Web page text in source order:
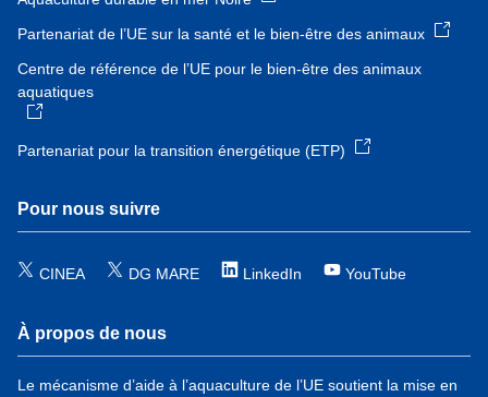
Partenariat de l’UE sur la santé et le bien-être des animaux
Centre de référence de l’UE pour le bien-être des animaux
aquatiques
Partenariat pour la transition énergétique (ETP)
Pour nous suivre
CINEA DG MARE LinkedIn YouTube
À propos de nous
Le mécanisme d’aide à l’aquaculture de l’UE soutient la mise en